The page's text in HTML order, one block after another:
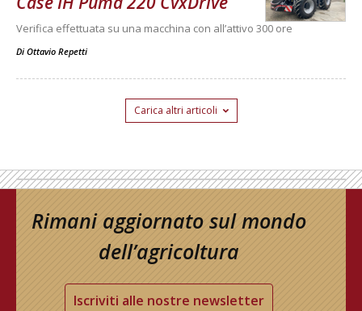
Verifica effettuata su una macchina con all’attivo 300 ore
Di Ottavio Repetti
Carica altri articoli
Rimani aggiornato sul mondo
dell’agricoltura
Iscriviti alle nostre newsletter